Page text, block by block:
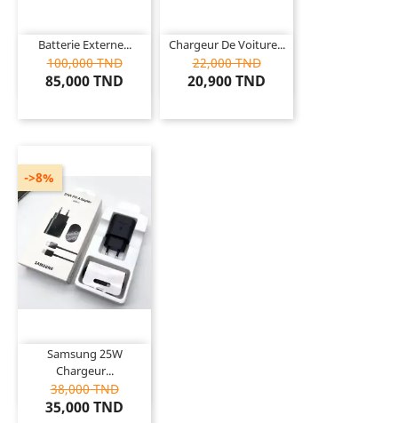
Batterie Externe...
100,000 TND
85,000 TND
Chargeur De Voiture...
22,000 TND
20,900 TND
Samsung 25W
Chargeur...
38,000 TND
35,000 TND
->8%